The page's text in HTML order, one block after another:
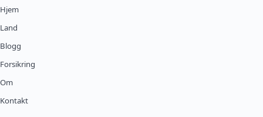
Hjem
Land
Blogg
Forsikring
Om
Kontakt